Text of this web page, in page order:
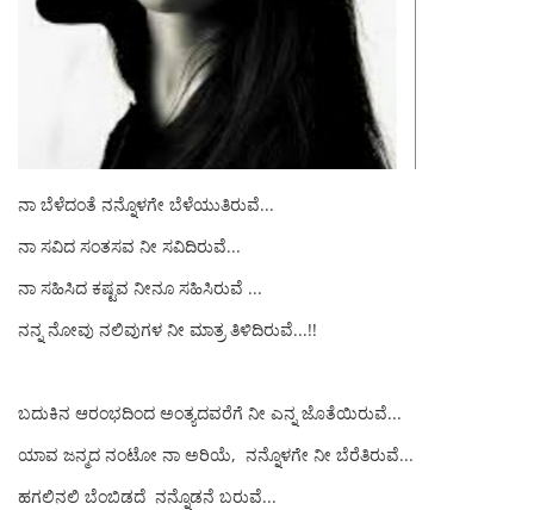
ನಾ ಬೆಳೆದಂತೆ ನನ್ನೊಳಗೇ ಬೆಳೆಯುತಿರುವೆ...
ನಾ ಸವಿದ ಸಂತಸವ ನೀ ಸವಿದಿರುವೆ...
ನಾ ಸಹಿಸಿದ ಕಷ್ಟವ ನೀನೂ ಸಹಿಸಿರುವೆ ...
ನನ್ನ ನೋವು ನಲಿವುಗಳ ನೀ ಮಾತ್ರ ತಿಳಿದಿರುವೆ...!!
ಬದುಕಿನ ಆರಂಭದಿಂದ ಅಂತ್ಯದವರೆಗೆ ನೀ ಎನ್ನ ಜೊತೆಯಿರುವೆ...
ಯಾವ ಜನ್ಮದ ನಂಟೋ ನಾ ಅರಿಯೆ, ನನ್ನೊಳಗೇ ನೀ ಬೆರೆತಿರುವೆ...
ಹಗಲಿನಲಿ ಬೆಂಬಿಡದೆ ನನ್ನೊಡನೆ ಬರುವೆ...